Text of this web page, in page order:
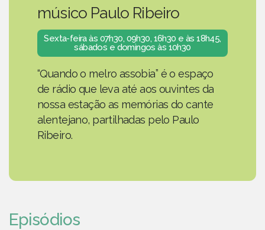
músico Paulo Ribeiro
Sexta-feira às 07h30, 09h30, 16h30 e às 18h45,
sábados e domingos às 10h30
“Quando o melro assobia” é o espaço
de rádio que leva até aos ouvintes da
nossa estação as memórias do cante
alentejano, partilhadas pelo Paulo
Ribeiro.
Episódios